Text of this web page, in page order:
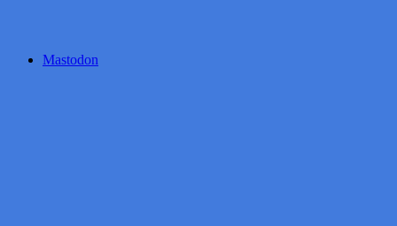
Mastodon